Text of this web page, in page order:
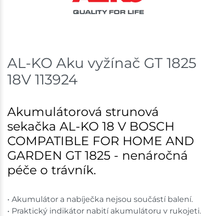
AL-KO Aku vyžínač GT 1825
18V 113924
Akumulátorová strunová
sekačka AL-KO 18 V BOSCH
COMPATIBLE FOR HOME AND
GARDEN GT 1825 - nenáročná
péče o trávník.
• Akumulátor a nabíječka nejsou součástí balení.
• Praktický indikátor nabití akumulátoru v rukojeti.